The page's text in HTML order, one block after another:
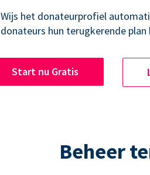
Wijs het donateurprofiel
donateurs hun terugkerende plan
Start nu Gratis
Beheer